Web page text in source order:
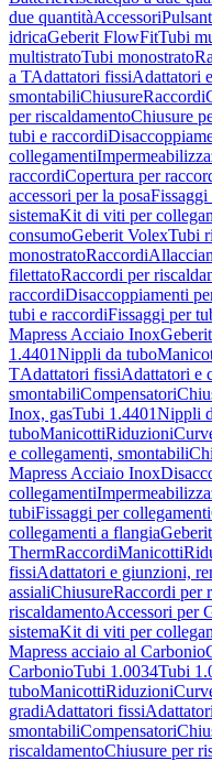
due quantitàAccessori
idricaGeberit FlowFitTubi
multistratoTubi monostrato
a TAdattatori fissiAdattatori
smontabiliChiusureRaccordi
per riscaldamentoChiusure
tubi e raccordi
collegamenti
raccordiCopertura per
accessori per la posaFissaggi
sistemaKit di viti per
consumoGeberit VolexTubi
monostratoRaccordi
filettatoRaccordi per
raccordiDisaccoppiamenti
tubi e raccordiFissaggi per
Mapress Acciaio Inox
1.4401Nippli da tubo
TAdattatori fissiAdattatori e
smontabiliCompensatori
Inox, gasTubi 1.4401Nippli
tuboManicottiRiduzioni
e collegamenti, smontabili
Mapress Acciaio Inox
collegamenti
tubiFissaggi per collegamenti
collegamenti a flangia
ThermRaccordiManicotti
fissiAdattatori e giunzioni,
assialiChiusureRaccordi per
riscaldamentoAccessori per
sistemaKit di viti per
Mapress acciaio al Carbonio
CarbonioTubi 1.0034Tubi
tuboManicottiRiduzioni
gradiAdattatori fissi
smontabiliCompensatori
riscaldamentoChiusure per